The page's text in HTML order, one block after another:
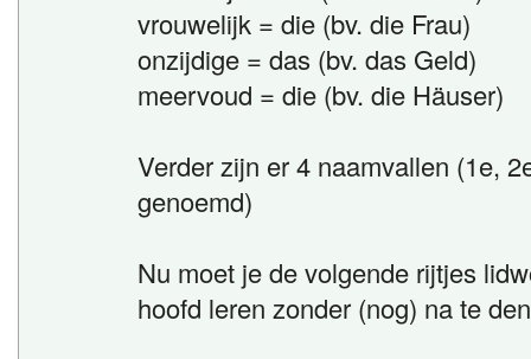
vrouwelijk = die (bv. die Frau)
onzijdige = das (bv. das Geld)
meervoud = die (bv. die Häuser)
Verder zijn er 4 naamvallen (1e,
genoemd)
Nu moet je de volgende rijtjes
hoofd leren zonder (nog) na te